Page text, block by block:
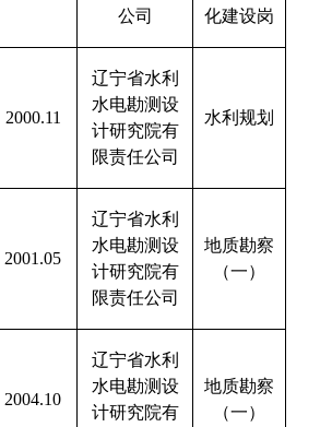
公司
化建设岗
2000.11
辽宁省水利
水电勘测设
计研究院有
限责任公司
水利规划
2001.05
辽宁省水利
水电勘测设
计研究院有
限责任公司
地质勘察
（一）
2004.10
辽宁省水利
水电勘测设
计研究院有
地质勘察
（一）